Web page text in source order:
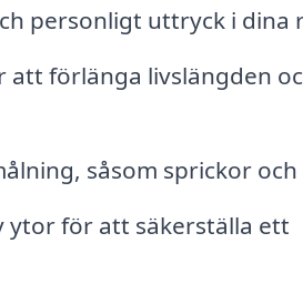
personligt uttryck i dina
att förlänga livslängden
såsom sprickor och
ytor för att säkerställa ett